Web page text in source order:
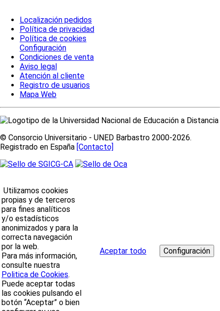
Localización pedidos
Política de privacidad
Política de cookies
Configuración
Condiciones de venta
Aviso legal
Atención al cliente
Registro de usuarios
Mapa Web
© Consorcio Universitario - UNED Barbastro 2000-2026.
Registrado en España [Contacto]
Utilizamos cookies
propias y de terceros
para fines analíticos
y/o estadísticos
anonimizados y para la
correcta navegación
por la web.
Para más información,
consulte nuestra
Politica de Cookies.
Puede aceptar todas
las cookies pulsando el
botón “Aceptar” o bien
Aceptar todo